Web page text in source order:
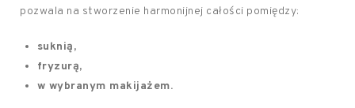
pozwala na stworzenie harmonijnej całości pomiędzy:
suknią,
fryzurą,
w wybranym makijażem.